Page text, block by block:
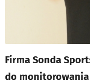
Firma Sonda
do